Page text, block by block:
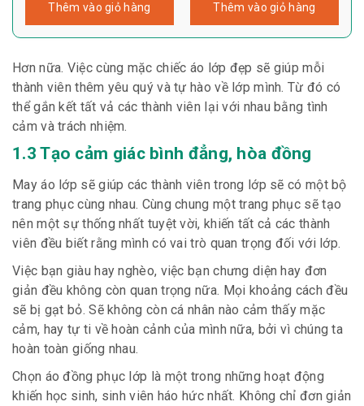
Thêm vào giỏ hàng Thêm vào giỏ hàng
Hơn nữa. Việc cùng mặc chiếc áo lớp đẹp sẽ giúp mỗi
thành viên thêm yêu quý và tự hào về lớp mình. Từ đó có
thể gắn kết tất vả các thành viên lại với nhau bằng tình
cảm và trách nhiệm.
1.3 Tạo cảm giác bình đẳng, hòa đồng
May áo lớp sẽ giúp các thành viên trong lớp sẽ có một bộ
trang phục cùng nhau. Cùng chung một trang phục sẽ tạo
nên một sự thống nhất tuyệt vời, khiến tất cả các thành
viên đều biết rằng mình có vai trò quan trọng đối với lớp.
Việc bạn giàu hay nghèo, việc bạn chưng diện hay đơn
giản đều không còn quan trọng nữa. Mọi khoảng cách đều
sẽ bị gạt bỏ. Sẽ không còn cá nhân nào cảm thấy mặc
cảm, hay tự ti về hoàn cảnh của mình nữa, bởi vì chúng ta
hoàn toàn giống nhau.
Chọn áo đồng phục lớp là một trong những hoạt động
khiến học sinh, sinh viên háo hức nhất. Không chỉ đơn giản